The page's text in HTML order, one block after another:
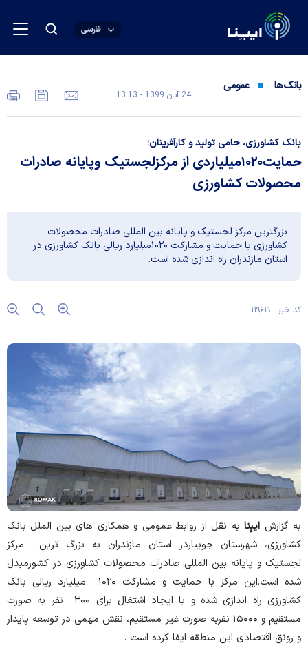
فارسی
بانک‌ها عمومی
24 آبان 1399 - 13:13
بانک کشاورزی، حامی تولید و کارآفرینان؛
حمایت۱۰۲۰میلیاردی از مرکزلجستیک وپایانه صادرات
محصولات کشاورزی
بزرگترین مرکز لجستیک و پایانه بین المللی صادرات محصولات
کشاورزی با حمایت و مشارکت ۱۰۲۰میلیارد ریالی بانک کشاورزی در
استان مازندران راه اندازی شده است.
کد خبر : ۱۱۹۶۱۹
به گزارش ایبِنابه نقل از روابط عمومی و همکاری های بین الملل بانک
کشاورزی، شهرستان جویباردر استان مازندران به بزرگ ترین مرکز
لجستیک و پایانه بین المللی صادرات محصولات کشاورزی در کشورمبدل
شده است.این مرکز با حمایت و مشارکت ۱۰۲۰ میلیارد ریالی بانک
کشاورزی راه اندازی شده و با ایجاد اشتغال برای ۳۰۰ نفر به صورت
مستقیم و ۱۵۰۰۰ نفربه صورت غیر مستقیم، نقش مهمی در توسعه پایدار
و رونق اقتصادی این منطقه ایفا کرده است .